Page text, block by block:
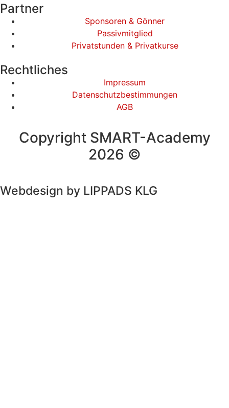
Partner
Sponsoren & Gönner
Passivmitglied
Privatstunden & Privatkurse
Rechtliches
Impressum
Datenschutzbestimmungen
AGB
Copyright SMART-Academy
2026 ©
Webdesign by LIPPADS KLG